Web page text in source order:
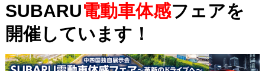
SUBARU電動車体感フェアを
開催しています！